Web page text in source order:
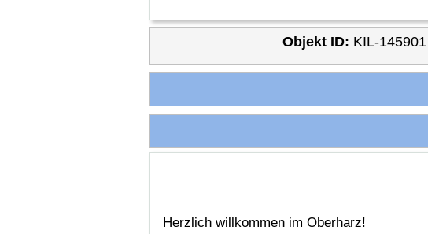
Objekt ID: KIL-145901
Herzlich willkommen im Oberharz!